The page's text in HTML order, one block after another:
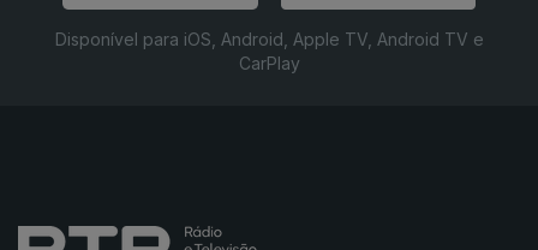
Disponível para iOS, Android, Apple TV, Android TV e
CarPlay